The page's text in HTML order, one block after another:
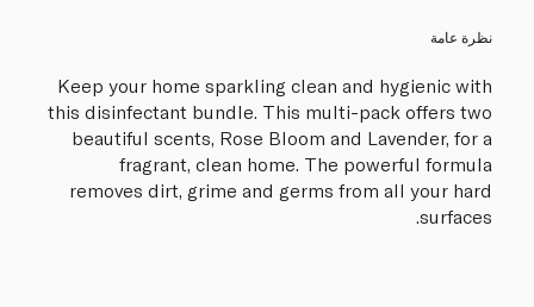
نظرة عامة
Keep your home sparkling clean and hygienic with
this disinfectant bundle. This multi-pack offers two
beautiful scents, Rose Bloom and Lavender, for a
fragrant, clean home. The powerful formula
removes dirt, grime and germs from all your hard
surfaces.